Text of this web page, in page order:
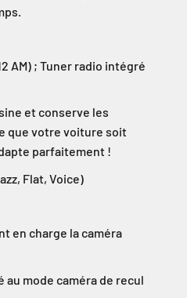
AM) ; Tuner radio intégré
et conserve les
que votre voiture soit
parfaitement !
Flat, Voice)
en charge la caméra
au mode caméra de recul